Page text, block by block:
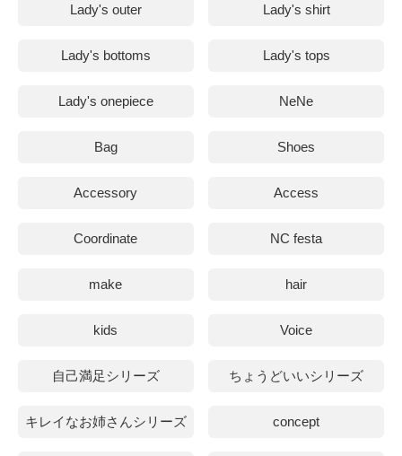
Lady's outer Lady's shirt
Lady's bottoms Lady's tops
Lady's onepiece NeNe
Bag Shoes
Accessory Access
Coordinate NC festa
make hair
kids Voice
自己満足シリーズ ちょうどいいシリーズ
キレイなお姉さんシリーズ concept